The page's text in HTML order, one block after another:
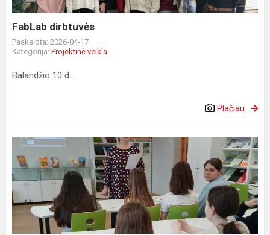
FabLab dirbtuvės
Paskelbta: 2026-04-17
Kategorija: Projektinė veikla
Balandžio 10 d...
Plačiau
"Legendy
polskie"